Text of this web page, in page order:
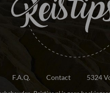
F.A.Q. Contact 5324